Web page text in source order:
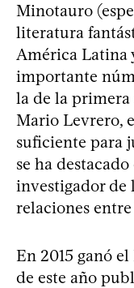
Minotauro
literatura
América Latina
importante
la de la
Mario Levrero,
suficiente para
se ha
investigador de
relaciones
En 2015 ganó
de este año